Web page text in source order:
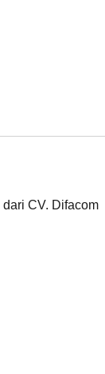
dari CV. Difacom